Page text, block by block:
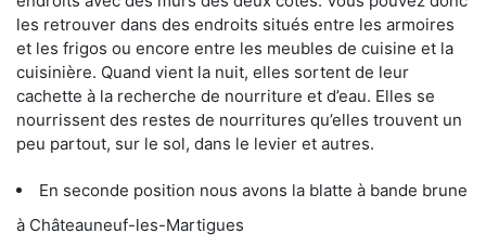
les retrouver dans des endroits situés entre les armoires
et les frigos ou encore entre les meubles de cuisine et la
cuisinière. Quand vient la nuit, elles sortent de leur
cachette à la recherche de nourriture et d’eau. Elles se
nourrissent des restes de nourritures qu’elles trouvent un
peu partout, sur le sol, dans le levier et autres.
En seconde position nous avons la blatte à bande brune
à Châteauneuf-les-Martigues